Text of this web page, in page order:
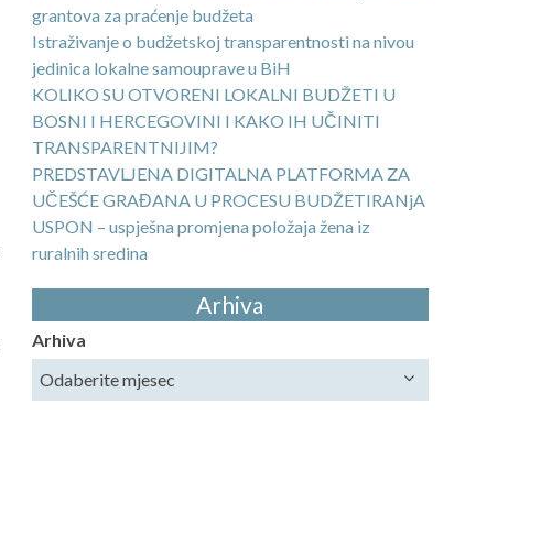
grantova za praćenje budžeta
Istraživanje o budžetskoj transparentnosti na nivou
jedinica lokalne samouprave u BiH
KOLIKO SU OTVORENI LOKALNI BUDŽETI U
BOSNI I HERCEGOVINI I KAKO IH UČINITI
TRANSPARENTNIJIM?
PREDSTAVLJENA DIGITALNA PLATFORMA ZA
UČEŠĆE GRAĐANA U PROCESU BUDŽETIRANjA
USPON – uspješna promjena položaja žena iz
ruralnih sredina
Arhiva
Arhiva